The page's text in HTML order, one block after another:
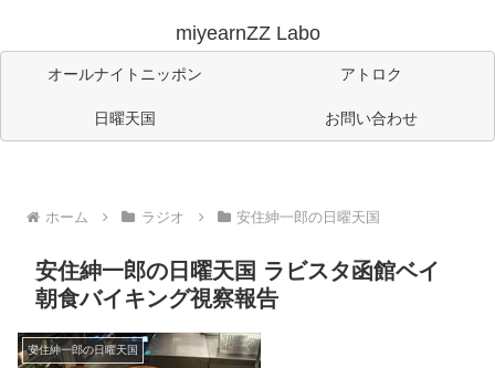
miyearnZZ Labo
オールナイトニッポン アトロク
日曜天国 お問い合わせ
ホーム ラジオ 安住紳一郎の日曜天国
安住紳一郎の日曜天国 ラビスタ函館ベイ
朝食バイキング視察報告
安住紳一郎の日曜天国